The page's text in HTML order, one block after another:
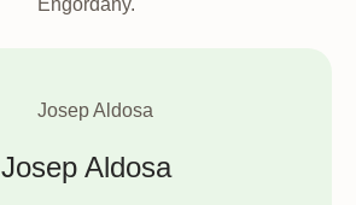
Engordany.
Josep Aldosa